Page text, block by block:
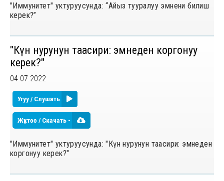
"Иммунитет" уктуруусунда: “Айыз тууралуу эмнени билиш
керек?”
"Күн нурунун таасири: эмнеден коргонуу
керек?"
04.07.2022
Угуу / Слушать
Жүктөө / Скачать -
"Иммунитет" уктуруусунда: "Күн нурунун таасири: эмнеден
коргонуу керек?"